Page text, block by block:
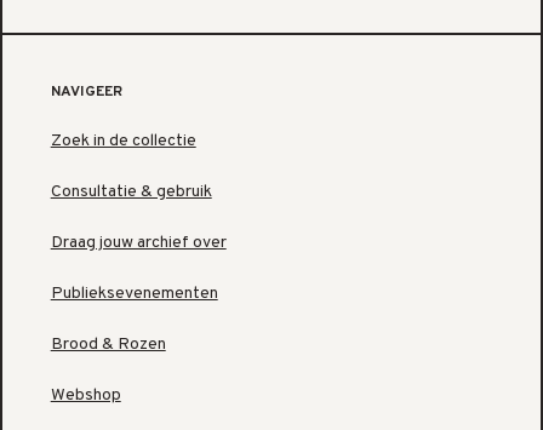
NAVIGEER
Zoek in de collectie
Consultatie & gebruik
Draag jouw archief over
Publieksevenementen
Brood & Rozen
Webshop